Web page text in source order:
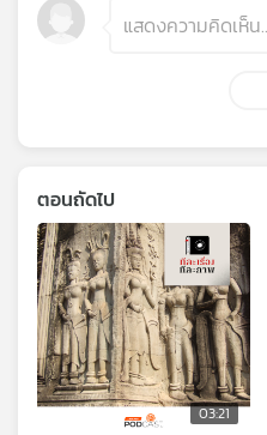
ตอนถัดไป
03:21